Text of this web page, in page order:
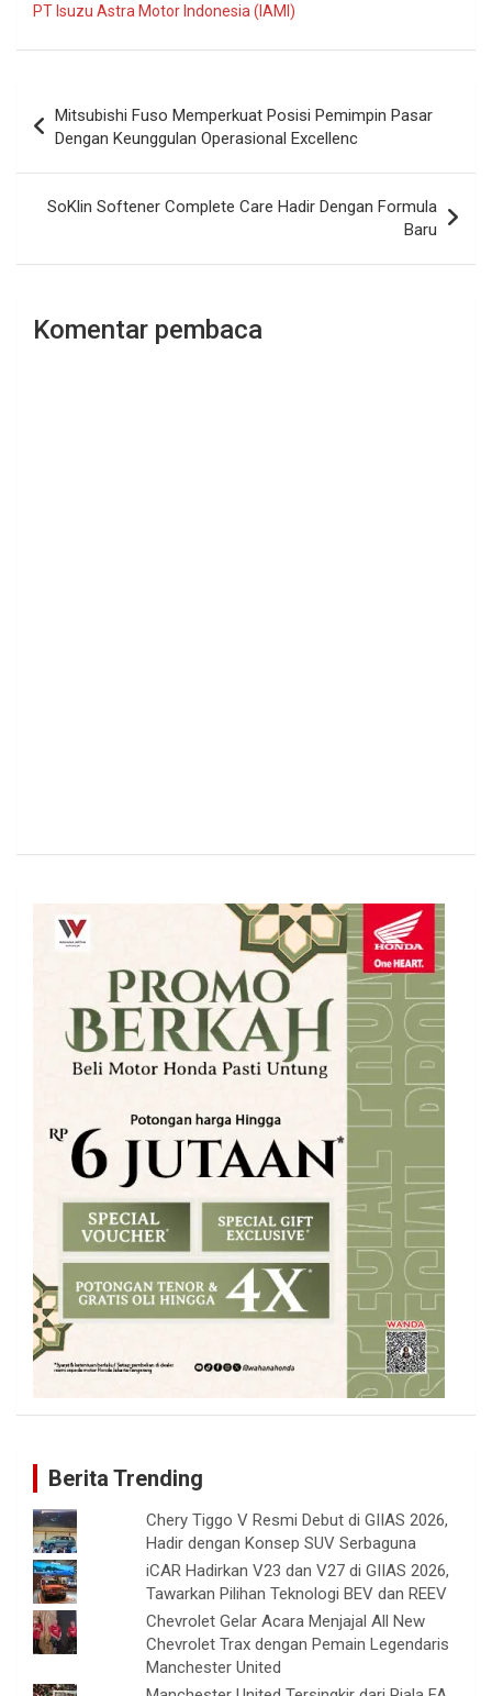
PT Isuzu Astra Motor Indonesia (IAMI)
pos
Mitsubishi Fuso Memperkuat Posisi Pemimpin Pasar
Dengan Keunggulan Operasional Excellenc
SoKlin Softener Complete Care Hadir Dengan Formula
Baru
Komentar pembaca
Berita Trending
Chery Tiggo V Resmi Debut di GIIAS 2026,
Hadir dengan Konsep SUV Serbaguna
iCAR Hadirkan V23 dan V27 di GIIAS 2026,
Tawarkan Pilihan Teknologi BEV dan REEV
Chevrolet Gelar Acara Menjajal All New
Chevrolet Trax dengan Pemain Legendaris
Manchester United